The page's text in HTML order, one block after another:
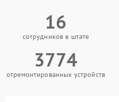
16
сотрудников в штате
3774
отремонтированных устройств